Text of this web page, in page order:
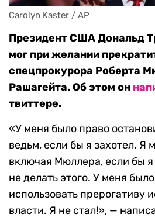
Carolyn Kaster / AP
Президент США Дональд
мог при желании
спецпрокурора Роберта
Рашагейта. Об этом он
твиттере.
«У меня было право
ведьм, если бы я захотел. Я
включая Мюллера, если бы
не делать этого. У меня
использовать прерогативу
власти. Я не стал!», —